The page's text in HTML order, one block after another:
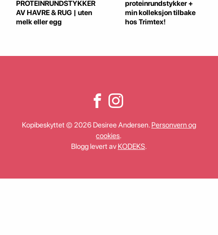
PROTEINRUNDSTYKKER
AV HAVRE & RUG | uten
melk eller egg
proteinrundstykker +
min kolleksjon tilbake
hos Trimtex!
Kopibeskyttet © 2026 Desiree Andersen. Personvern og
cookies.
Blogg levert av KODEKS.